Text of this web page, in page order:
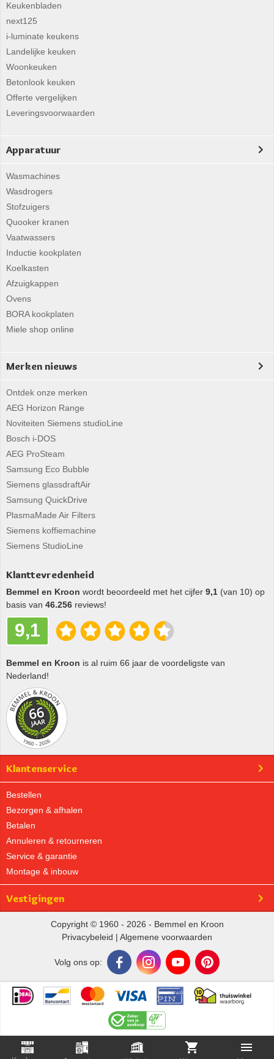
Keukenbladen
next125
i-luminate keukens
Landelijke keuken
Woonkeuken
Betonlook keuken
Offerte vergelijken
Leveringsvoorwaarden
Apparatuur
Wasmachines
Wasdrogers
Stofzuigers
Quooker kranen
Vaatwassers
Inductie kookplaten
Koelkasten
Afzuigkappen
Ovens
BORA kookplaten
Miele shop online
Merken nieuws
Ontdek onze merken
AEG Horizon Range
Noviteiten Siemens studioLine
Bosch i-DOS
AEG ProSteam
Samsung Eco Bubble
Siemens glassdraftAir
Samsung QuickDrive
PlasmaMade Air Filters
Siemens koffiemachine
Siemens StudioLine
Klanttevredenheid
Bemmel en Kroon wordt beoordeeld met het cijfer 9,1 (van 10) op
basis van 46.256 reviews!
9,1
Bemmel en Kroon is al ruim 66 jaar de voordeligste van
Nederland!
Klantenservice
Bestellen
Bezorgen & afhalen
Betalen
Annuleren & retourneren
Service & garantie
Montage & inbouw
Vestigingen
Copyright © 1960 - 2026 - Bemmel en Kroon
Privacybeleid | Algemene voorwaarden
Volg ons op: